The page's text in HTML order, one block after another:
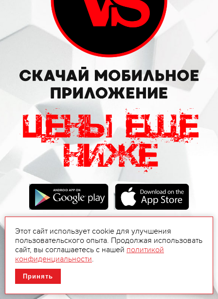
Этот сайт использует cookie для улучшения
пользовательского опыта. Продолжая использовать
сайт, вы соглашаетесь с нашей политикой
конфиденциальности.
Принять